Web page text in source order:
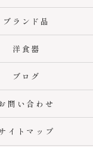
ブランド品
洋食器
ブログ
問い合わせ
イトマップ